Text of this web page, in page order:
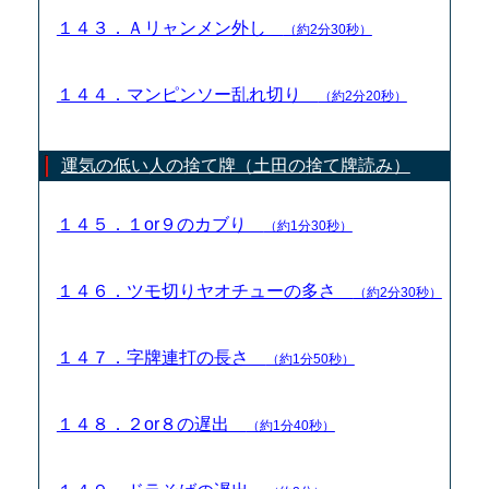
１４３．Ａリャンメン外し （約2分30秒）
１４４．マンピンソー乱れ切り （約2分20秒）
運気の低い人の捨て牌（土田の捨て牌読み）
１４５．１or９のカブり （約1分30秒）
１４６．ツモ切りヤオチューの多さ （約2分30秒）
１４７．字牌連打の長さ （約1分50秒）
１４８．２or８の遅出 （約1分40秒）